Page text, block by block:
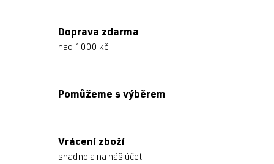
Doprava zdarma
nad 1000 kč
Pomůžeme s výběrem
Vrácení zboží
snadno a na náš účet